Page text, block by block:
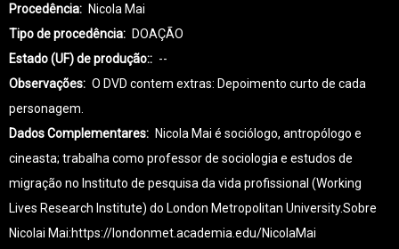
Procedência
Nicola Mai
Tipo de procedência
DOAÇÃO
Estado (UF) de produção:
--
Observações
O DVD contem extras: Depoimento curto de cada
personagem.
Dados Complementares
Nicola Mai é sociólogo, antropólogo e
cineasta; trabalha como professor de sociologia e estudos de
migração no Instituto de pesquisa da vida profissional (Working
Lives Research Institute) do London Metropolitan University.Sobre
Nicolai Mai:https://londonmet.academia.edu/NicolaMai